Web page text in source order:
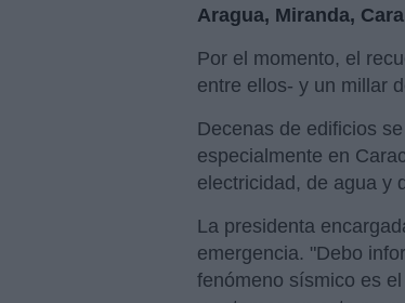
Aragua, Miranda,
Por el momento, el
entre ellos- y un millar
Decenas de edificios
especialmente en
electricidad, de agua y
La presidenta
emergencia. "Debo
fenómeno sísmico es